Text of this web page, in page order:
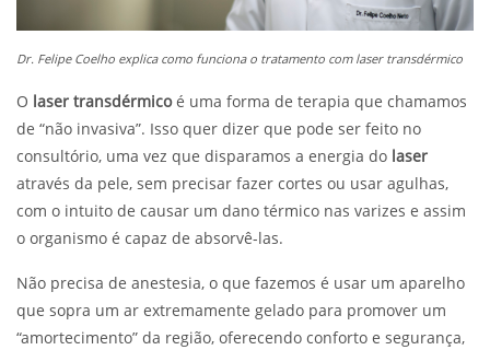
Dr. Felipe Coelho explica como funciona o tratamento com laser transdérmico
O laser transdérmicoé uma forma de terapia que chamamos
de “não invasiva”. Isso quer dizer que pode ser feito no
consultório, uma vez que disparamos a energia do laser
através da pele, sem precisar fazer cortes ou usar agulhas,
com o intuito de causar um dano térmico nas varizes e assim
o organismo é capaz de absorvê-las.
Não precisa de anestesia, o que fazemos é usar um aparelho
que sopra um ar extremamente gelado para promover um
“amortecimento” da região, oferecendo conforto e segurança,